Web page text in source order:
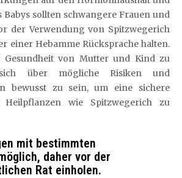
Babys sollten schwangere Frauen und
der Verwendung von Spitzwegerich
einer Hebamme Rücksprache halten.
Gesundheit von Mutter und Kind zu
über mögliche Risiken und
bewusst zu sein, um eine sichere
wie Spitzwegerich zu
mit bestimmten
daher vor der
Rat einholen.